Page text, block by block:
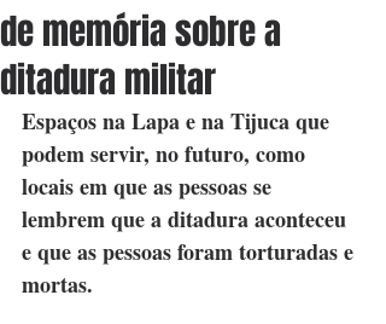
de memória sobre a
ditadura militar
Espaços na Lapa e na Tijuca que
podem servir, no futuro, como
locais em que as pessoas se
lembrem que a ditadura aconteceu
e que as pessoas foram torturadas e
mortas.